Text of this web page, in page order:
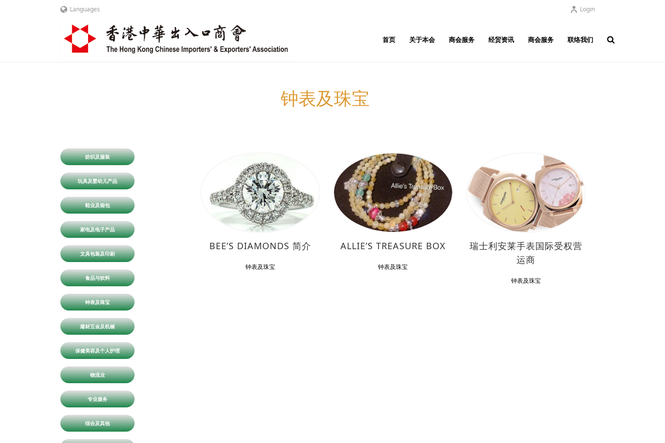
Languages Login
首页 关于本会 商会服务 经贸资讯 商会服务 联络我们
钟表及珠宝
纺织及服装
玩具及婴幼儿产品
鞋业及箱包
家电及电子产品
文具包装及印刷
食品与饮料
钟表及珠宝
建材五金及机械
保健美容及个人护理
物流业
专业服务
综合及其他
BEE’S DIAMONDS 简介
钟表及珠宝
ALLIE’S TREASURE BOX
钟表及珠宝
瑞士利安莱手表国际受权营
运商
钟表及珠宝